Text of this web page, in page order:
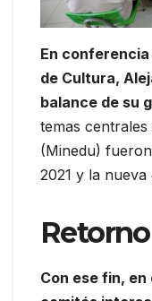
En
de Cultura,
balance de su
temas
(Minedu)
2021 y la
Con ese fin,